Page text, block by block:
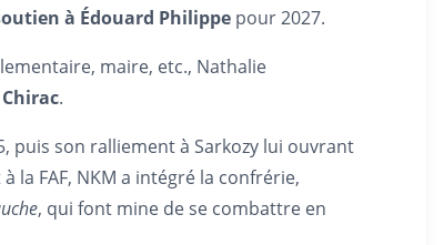
à Édouard Philippe pour 2027.
maire, etc., Nathalie
.
puis son ralliement à Sarkozy lui ouvrant
la FAF, NKM a intégré la confrérie,
, qui font mine de se combattre en